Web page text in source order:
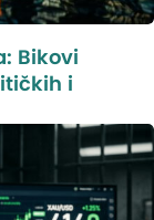
Bikovi
i